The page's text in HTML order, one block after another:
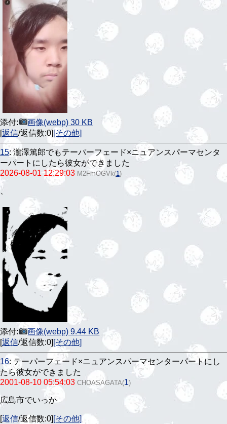
添付:
画像(webp) 30 KB
[返信/返信数:0] [その他]
15:瀧澤篤郎でもテーパーフェード×ニュアンスパーマセンタ
ーパートにしたら彼女ができました
2026-08-01 12:29:03 M2FmOGVk(1)
、
添付:
画像(webp) 9.44 KB
[返信/返信数:0] [その他]
16: テーパーフェード×ニュアンスパーマセンターパートにし
たら彼女ができました
2001-08-10 05:54:03 CHOASAGATA(1)
広島市でいっか
[返信/返信数:0] [その他]